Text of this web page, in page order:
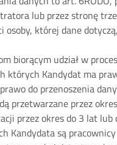
lub przez stronę
której dane
biorącym udział w
których Kandydat ma
do przenoszenia
przetwarzane przez
przez okres do 3 lat
Kandydata są